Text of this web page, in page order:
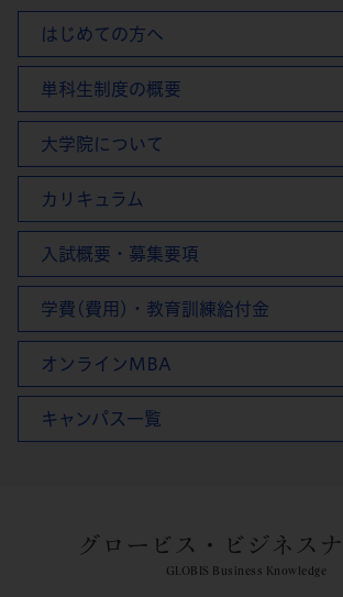
はじめての方へ
単科生制度の概要
大学院について
カリキュラム
入試概要・募集要項
学費(費用)・教育訓練給付金
オンラインMBA
キャンパス一覧
グロービス・ビジネス
GLOBIS Business Knowledge